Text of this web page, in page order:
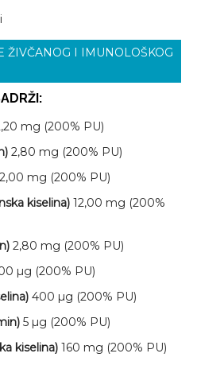
ŽIVČANOG I IMUNOLOŠKOG
mg (200% PU)
2,80 mg (200% PU)
mg (200% PU)
kiselina) 12,00 mg (200%
2,80 mg (200% PU)
µg (200% PU)
400 µg (200% PU)
5 µg (200% PU)
kiselina) 160 mg (200% PU)